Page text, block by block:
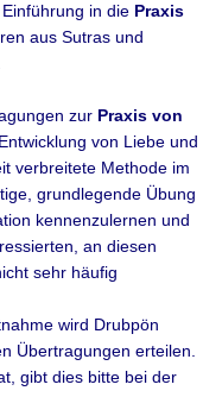
in die Praxis
aus Sutras und
zur Praxis von
von Liebe und
verbreitete Methode im
grundlegende Übung
kennenzulernen und
an diesen
sehr häufig
wird Drubpön
Übertragungen erteilen.
gibt dies bitte bei der